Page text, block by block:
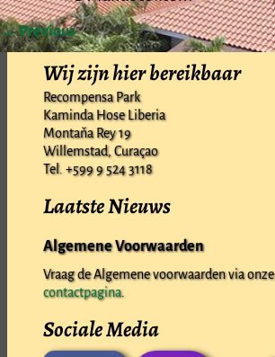
Image navigation
← Previous
Wij zijn hier bereikbaar
Recompensa Park
Kaminda Hose Liberia
Montaňa Rey 19
Willemstad, Curaçao
Tel. +599 9 524 3118
Laatste Nieuws
Algemene Voorwaarden
Vraag de Algemene voorwaarden via onze
contactpagina.
Sociale Media